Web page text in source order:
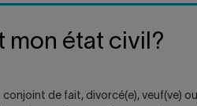
mon état civil?
de fait, divorcé(e), veuf(ve)